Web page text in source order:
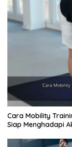
Cara Mobility
Siap Menghadapi